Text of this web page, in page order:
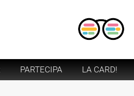
PARTECIPA LA CARD!